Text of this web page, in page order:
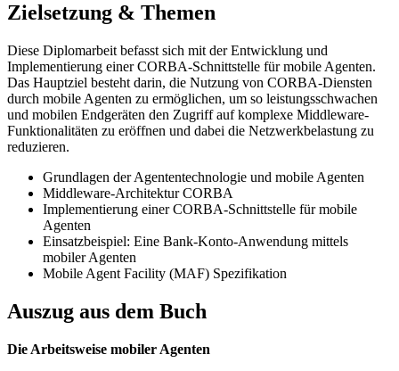
Zielsetzung & Themen
Diese Diplomarbeit befasst sich mit der Entwicklung und
Implementierung einer CORBA-Schnittstelle für mobile Agenten.
Das Hauptziel besteht darin, die Nutzung von CORBA-Diensten
durch mobile Agenten zu ermöglichen, um so leistungsschwachen
und mobilen Endgeräten den Zugriff auf komplexe Middleware-
Funktionalitäten zu eröffnen und dabei die Netzwerkbelastung zu
reduzieren.
Grundlagen der Agententechnologie und mobile Agenten
Middleware-Architektur CORBA
Implementierung einer CORBA-Schnittstelle für mobile
Agenten
Einsatzbeispiel: Eine Bank-Konto-Anwendung mittels
mobiler Agenten
Mobile Agent Facility (MAF) Spezifikation
Auszug aus dem Buch
Die Arbeitsweise mobiler Agenten